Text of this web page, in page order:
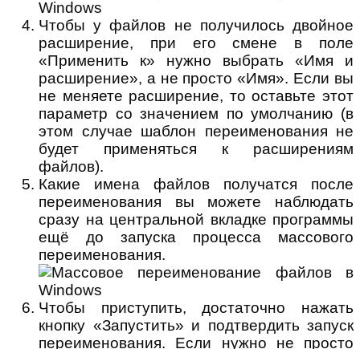
Чтобы у файлов не получилось двойное
расширение, при его смене в поле
«Применить к» нужно выбрать «Имя и
расширение», а не просто «Имя». Если вы
не меняете расширение, то оставьте этот
параметр со значением по умолчанию (в
этом случае шаблон переименования не
будет применяться к расширениям
файлов).
Какие имена файлов получатся после
переименования вы можете наблюдать
сразу на центральной вкладке программы
ещё до запуска процесса массового
переименования.
Чтобы приступить, достаточно нажать
кнопку «Запустить» и подтвердить запуск
переименования. Если нужно не просто